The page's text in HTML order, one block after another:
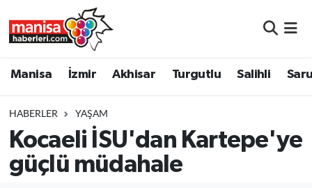
Manisa İzmir Akhisar Turgutlu Salihli
HABERLER YAŞAM
Kocaeli İSU'dan Kartepe'ye
güçlü müdahale
Turgutlu
Manisa Nöbetçi Eczaneler
Manisa Namaz Vakitleri
Manisa Trafik Yoğunluk Haritası